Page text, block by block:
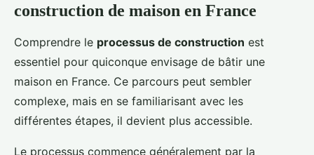
construction de maison en France
Comprendre le processus de construction est
essentiel pour quiconque envisage de bâtir une
maison en France. Ce parcours peut sembler
complexe, mais en se familiarisant avec les
différentes étapes, il devient plus accessible.
Le processus commence généralement par la